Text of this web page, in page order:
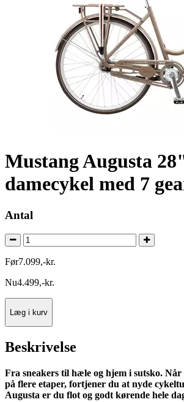
Mustang Augusta
damecykel med 7
Antal
Før7.099,-kr.
Nu4.499,-kr.
Læg i kurv
Beskrivelse
Fra sneakers til hæle og hjem i sutsko.
på flere etaper, fortjener du at nyde
Augusta er du flot og godt kørende hele